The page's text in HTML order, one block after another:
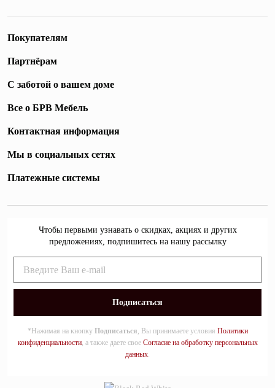
Покупателям
Партнёрам
С заботой о вашем доме
Все о БРВ Мебель
Контактная информация
Мы в социальных сетях
Платежные системы
Чтобы первыми узнавать о скидках, акциях и других
предложениях, подпишитесь на нашу рассылку
*Нажимая на кнопку Подписаться, Вы принимаете условия Политики
конфиденциальности, а также даете свое Согласие на обработку персональных
данных.